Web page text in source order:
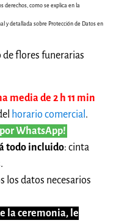
derechos, como se explica en la
y detallada sobre Protección de Datos en
de flores funerarias
media de 2 h 11 min
horario comercial .
WhatsApp!
todo incluido: cinta
los datos necesarios
la ceremonia, le